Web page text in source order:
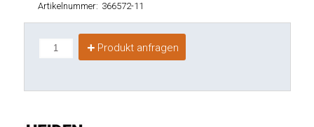
Artikelnummer: 366572-11
Produkt anfragen